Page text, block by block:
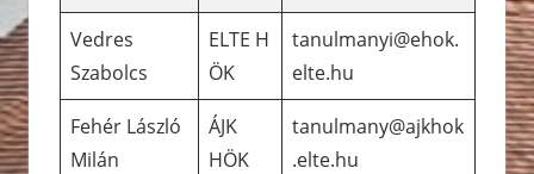
Vedres
Szabolcs
ELTE H
ÖK
tanulmanyi@ehok.
elte.hu
Fehér László
Milán
ÁJK
HÖK
tanulmany@ajkhok
.elte.hu